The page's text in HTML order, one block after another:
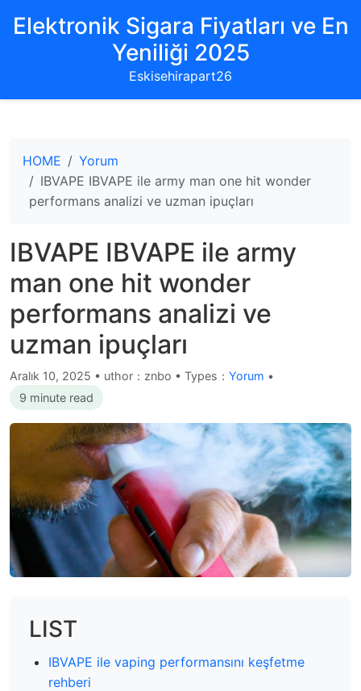
Elektronik Sigara Fiyatları ve En
Yeniliği 2025
Eskisehirapart26
HOME
Yorum
IBVAPE IBVAPE ile army man one hit wonder
performans analizi ve uzman ipuçları
IBVAPE IBVAPE ile army
man one hit wonder
performans analizi ve
uzman ipuçları
Aralık 10, 2025 • uthor：znbo • Types： Yorum •
9 minute read
LIST
IBVAPE ile vaping performansını keşfetme
rehberi